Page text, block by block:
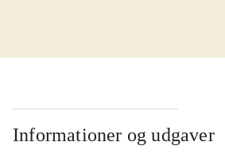
Informationer og udgaver